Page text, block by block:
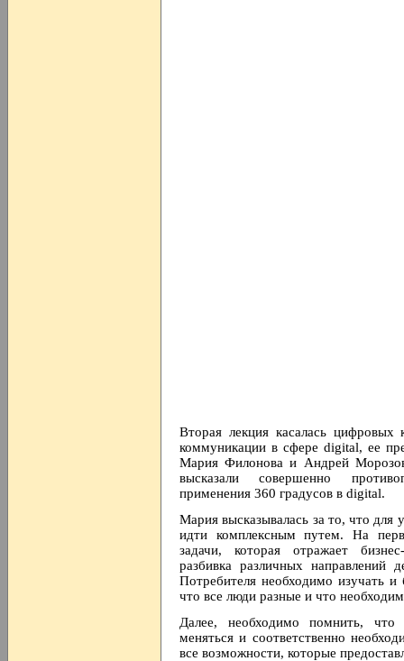
Вторая лекция касалась цифровых
коммуникации в сфере digital, ее
Мария Филонова и Андрей
высказали совершенно
применения 360 градусов в digital.
Мария высказывалась за то, что
идти комплексным путем. На
задачи, которая отражает
разбивка различных направлений
Потребителя необходимо изучать
что все люди разные и что
Далее, необходимо помнить,
меняться и соответственно
все возможности, которые